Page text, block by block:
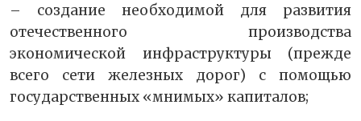
– создание необходимой для развития
отечественного производства
экономической инфраструктуры (прежде
всего сети железных дорог) с помощью
государственных «мнимых» капиталов;